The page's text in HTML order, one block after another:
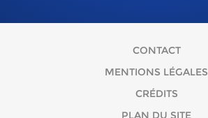
CONTACT
MENTIONS LÉGALES
CRÉDITS
PLAN DU SITE